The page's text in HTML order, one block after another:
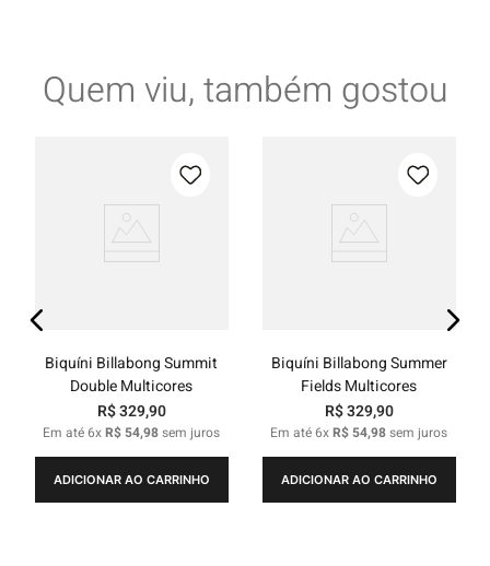
Quem viu, também gostou
Biquíni Billabong Summit
Double Multicores
R$329,90
Em até6xR$ 54,98sem juros
ADICIONAR AO CARRINHO
Biquíni Billabong Summer
Fields Multicores
R$329,90
Em até6xR$ 54,98sem juros
ADICIONAR AO CARRINHO